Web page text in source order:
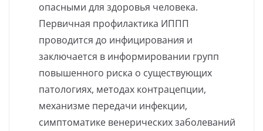
опасными для здоровья человека.
Первичная профилактика ИППП
проводится до инфицирования и
заключается в информировании групп
повышенного риска о существующих
патологиях, методах контрацепции,
механизме передачи инфекции,
симптоматике венерических заболеваний